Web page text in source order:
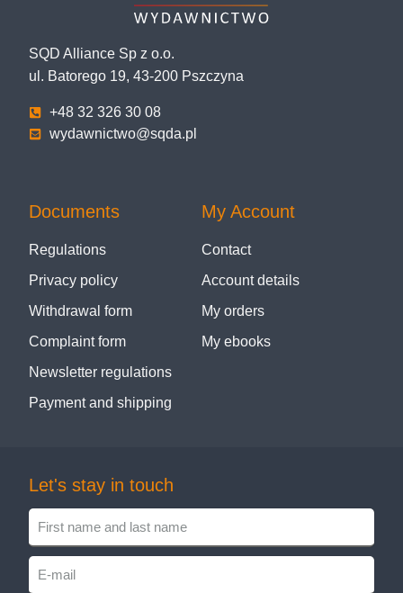
SQD Alliance Sp z o.o.
ul. Batorego 19, 43-200 Pszczyna
+48 32 326 30 08
wydawnictwo@sqda.pl
Documents
Regulations
Privacy policy
Withdrawal form
Complaint form
Newsletter regulations
Payment and shipping
My Account
Contact
Account details
My orders
My ebooks
Let's stay in touch